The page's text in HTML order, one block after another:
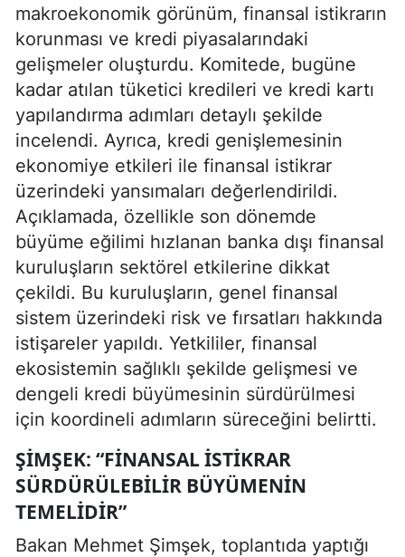
makroekonomik görünüm, finansal istikrarın
korunması ve kredi piyasalarındaki
gelişmeler oluşturdu. Komitede, bugüne
kadar atılan tüketici kredileri ve kredi kartı
yapılandırma adımları detaylı şekilde
incelendi. Ayrıca, kredi genişlemesinin
ekonomiye etkileri ile finansal istikrar
üzerindeki yansımaları değerlendirildi.
Açıklamada, özellikle son dönemde
büyüme eğilimi hızlanan banka dışı finansal
kuruluşların sektörel etkilerine dikkat
çekildi. Bu kuruluşların, genel finansal
sistem üzerindeki risk ve fırsatları hakkında
istişareler yapıldı. Yetkililer, finansal
ekosistemin sağlıklı şekilde gelişmesi ve
dengeli kredi büyümesinin sürdürülmesi
için koordineli adımların süreceğini belirtti.
ŞIMŞEK: “FINANSAL ISTIKRAR
SÜRDÜRÜLEBILIR BÜYÜMENIN
TEMELIDIR”
Bakan Mehmet Şimşek, toplantıda yaptığı